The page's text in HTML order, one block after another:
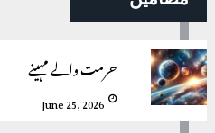
حرمت والے مہینے
June 25, 2026